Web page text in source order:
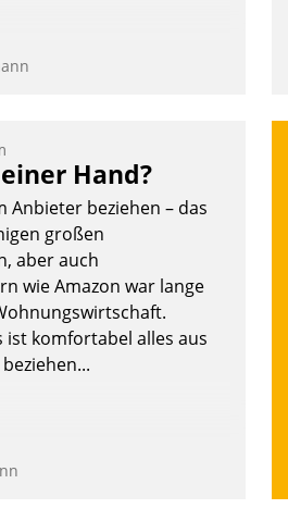
Hand?
Anbieter beziehen – das
großen
aber auch
wie Amazon war lange
ist komfortabel alles aus